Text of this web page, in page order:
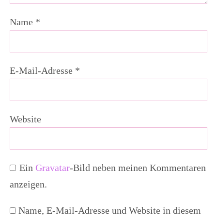
Name *
E-Mail-Adresse *
Website
Ein Gravatar-Bild neben meinen Kommentaren
anzeigen.
Name, E-Mail-Adresse und Website in diesem